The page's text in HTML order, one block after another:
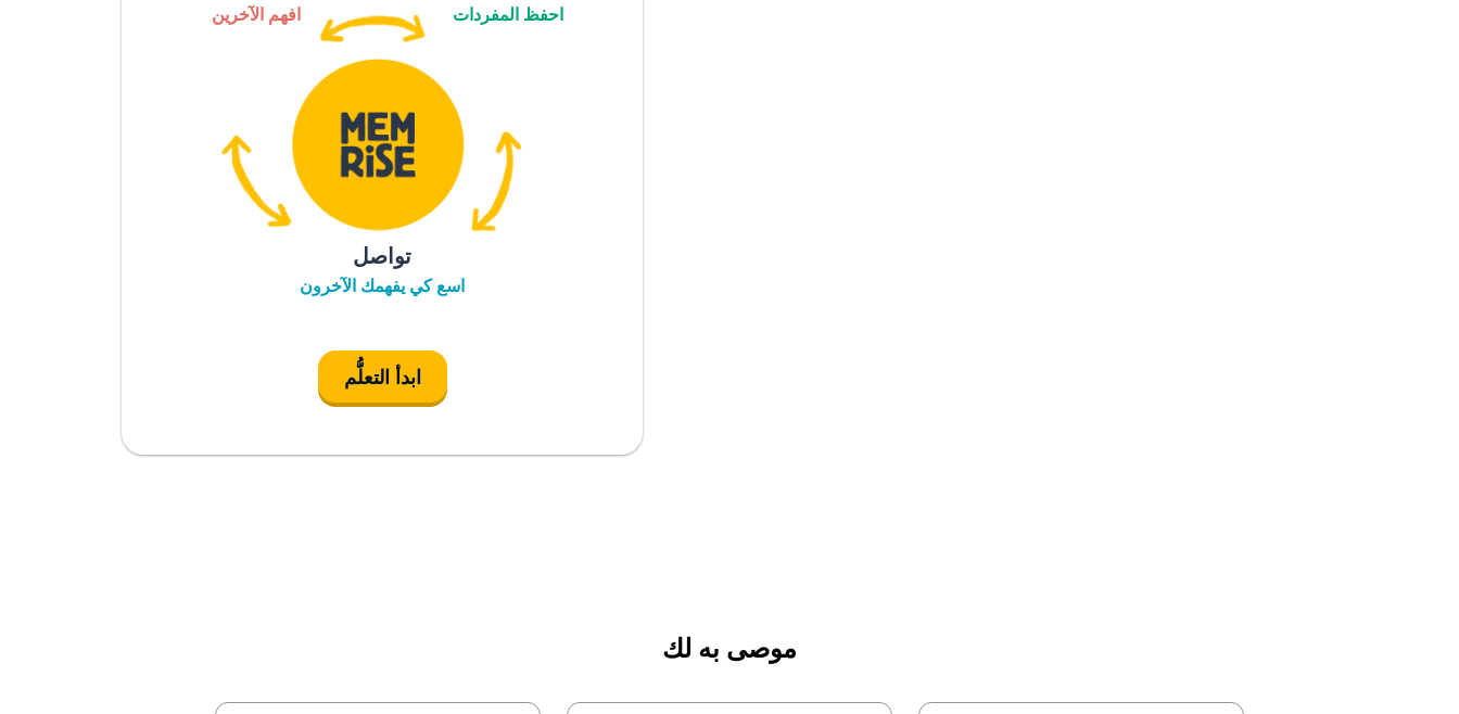
احفظ المفردات افهم الآخرين
تواصل
اسع كي يفهمك الآخرون
ابدأ التعلُّم
موصى به لك